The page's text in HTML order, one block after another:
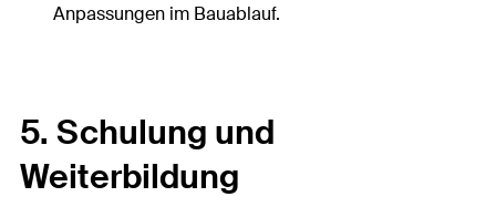
Anpassungen im Bauablauf.
5. Schulung und
Weiterbildung